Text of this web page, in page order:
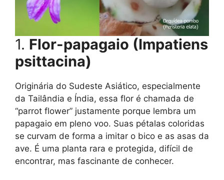
1. Flor-papagaio (Impatiens
psittacina)
Originária do Sudeste Asiático, especialmente
da Tailândia e Índia, essa flor é chamada de
“parrot flower” justamente porque lembra um
papagaio em pleno voo. Suas pétalas coloridas
se curvam de forma a imitar o bico e as asas da
ave. É uma planta rara e protegida, difícil de
encontrar, mas fascinante de conhecer.